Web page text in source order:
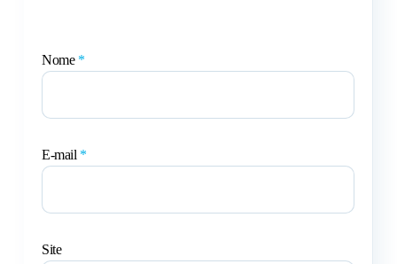
Nome *
E-mail *
Site